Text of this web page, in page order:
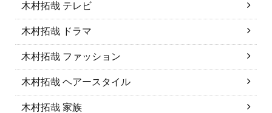
木村拓哉 テレビ
木村拓哉 ドラマ
木村拓哉 ファッション
木村拓哉 ヘアースタイル
木村拓哉 家族